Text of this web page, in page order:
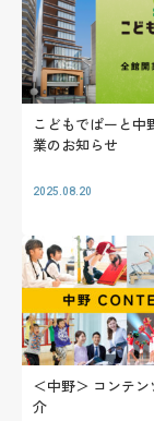
こどもでぱーと
業のお知らせ
2025.08.20
＜中野＞ コンテ
介